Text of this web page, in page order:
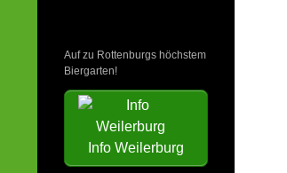
Auf zu Rottenburgs höchstem
Biergarten!
Info Weilerburg